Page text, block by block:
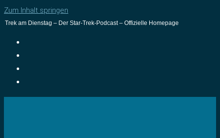
Zum Inhalt springen
Trek am Dienstag – Der Star-Trek-Podcast – Offizielle Homepage